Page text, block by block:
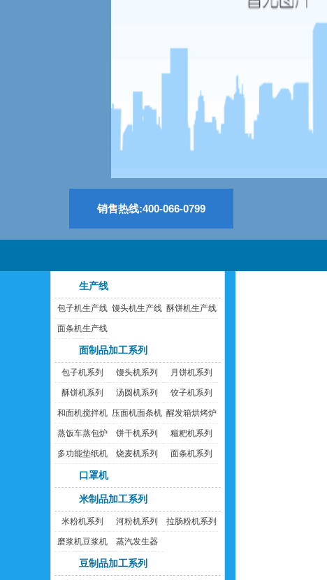
销售热线:400-066-0799
生产线
包子机生产线 馒头机生产线 酥饼机生产线
面条机生产线
面制品加工系列
包子机系列 馒头机系列 月饼机系列
酥饼机系列 汤圆机系列 饺子机系列
和面机搅拌机 压面机面条机 醒发箱烘烤炉
蒸饭车蒸包炉 饼干机系列 糍粑机系列
多功能垫纸机 烧麦机系列 面条机系列
口罩机
米制品加工系列
米粉机系列 河粉机系列 拉肠粉机系列
磨浆机豆浆机 蒸汽发生器
豆制品加工系列